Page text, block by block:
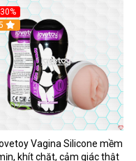
Vagina Silicone mềm
khít chặt, cảm giác thật